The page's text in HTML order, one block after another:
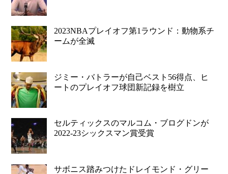
2023NBAプレイオフ第1ラウンド：動物系チ
ームが全滅
ジミー・バトラーが自己ベスト56得点、ヒ
ートのプレイオフ球団新記録を樹立
セルティックスのマルコム・ブログドンが
2022-23シックスマン賞受賞
サボニス踏みつけたドレイモンド・グリー